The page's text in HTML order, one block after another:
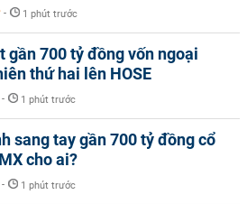
- 1 phút trước
gần 700 tỷ đồng vốn ngoại
thứ hai lên HOSE
- 1 phút trước
sang tay gần 700 tỷ đồng cổ
cho ai?
- 1 phút trước